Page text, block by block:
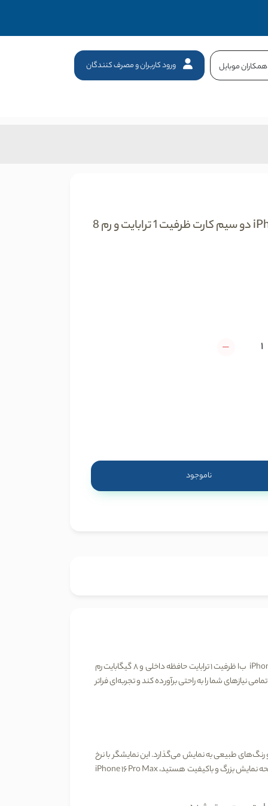
موبایل ورود کاربران و مصرف کنندگان
گوشی موبایل اپل مدل iPhone 16 Pro Max ZAA دو سیم کارت ظرفیت 1 ترابایت و رم 8
ناموجود
باظرفیت 1 ترابایت حافظه داخلی و8گیگابایت رم
شما را به راحتی برآورده کند و تجربه‌ای فراتر
رنگ‌های طبیعی به نمایش می‌گذارد. این نمایشگر با نرخ
نمایش بزرگ و باکیفیت هستید،iPhone 16 Pro Max